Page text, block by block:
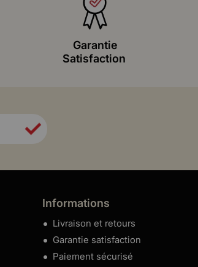
Garantie
Satisfaction
Informations
Livraison et retours
Garantie satisfaction
Paiement sécurisé